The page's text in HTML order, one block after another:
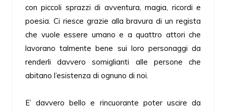
con piccoli sprazzi di avventura, magia, ricordi e
poesia. Ci riesce grazie alla bravura di un regista
che vuole essere umano e a quattro attori che
lavorano talmente bene sui loro personaggi da
renderli davvero somiglianti alle persone che
abitano l’esistenza di ognuno di noi.
E’ davvero bello e rincuorante poter uscire da